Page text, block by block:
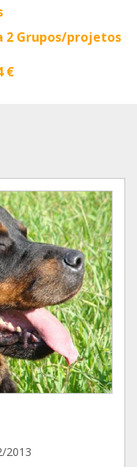
2 Grupos/projetos
€
2013